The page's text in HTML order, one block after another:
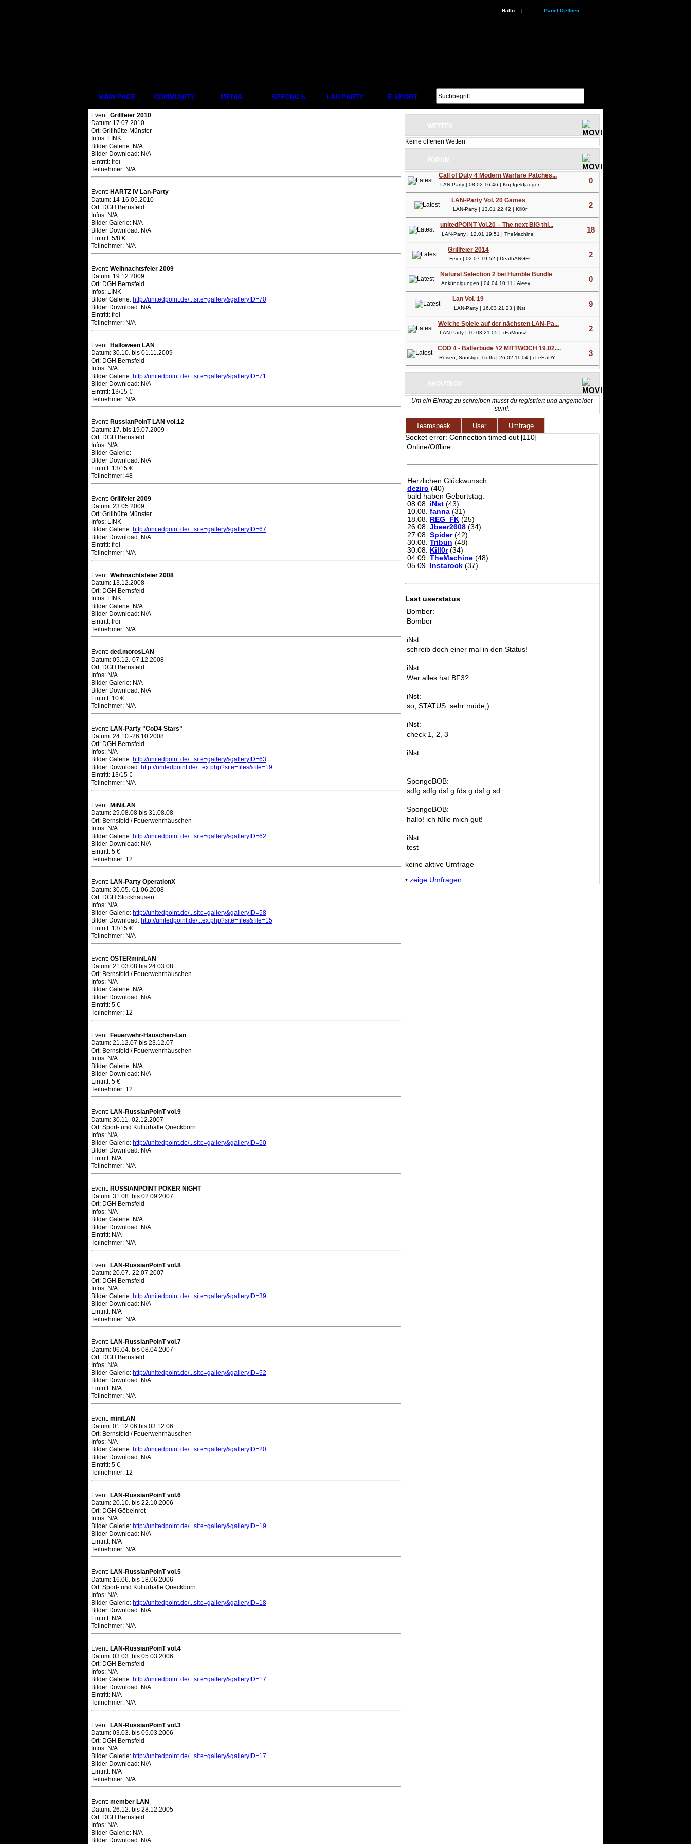
Hallo | Panel Oeffnen
MAIN PAGE COMMUNITY MEDIA SPECIALS LAN PARTY E SPORT
Event: Grillfeier 2010
Datum: 17.07.2010
Ort: Grillhütte Münster
Infos: LINK
Bilder Galerie: N/A
Bilder Download: N/A
Eintritt: frei
Teilnehmer: N/A
Event: HARTZ IV Lan-Party
Datum: 14-16.05.2010
Ort: DGH Bernsfeld
Infos: N/A
Bilder Galerie: N/A
Bilder Download: N/A
Eintritt: 5/8 €
Teilnehmer: N/A
Event: Weihnachtsfeier 2009
Datum: 19.12.2009
Ort: DGH Bernsfeld
Infos: LINK
Bilder Galerie: http://unitedpoint.de/...site=gallery&galleryID=70
Bilder Download: N/A
Eintritt: frei
Teilnehmer: N/A
Event: Halloween LAN
Datum: 30.10. bis 01.11.2009
Ort: DGH Bernsfeld
Infos: N/A
Bilder Galerie: http://unitedpoint.de/...site=gallery&galleryID=71
Bilder Download: N/A
Eintritt: 13/15 €
Teilnehmer: N/A
Event: RussianPoinT LAN vol.12
Datum: 17. bis 19.07.2009
Ort: DGH Bernsfeld
Infos: N/A
Bilder Galerie:
Bilder Download: N/A
Eintritt: 13/15 €
Teilnehmer: 48
Event: Grillfeier 2009
Datum: 23.05.2009
Ort: Grillhütte Münster
Infos: LINK
Bilder Galerie: http://unitedpoint.de/...site=gallery&galleryID=67
Bilder Download: N/A
Eintritt: frei
Teilnehmer: N/A
Event: Weihnachtsfeier 2008
Datum: 13.12.2008
Ort: DGH Bernsfeld
Infos: LINK
Bilder Galerie: N/A
Bilder Download: N/A
Eintritt: frei
Teilnehmer: N/A
Event: ded.morosLAN
Datum: 05.12.-07.12.2008
Ort: DGH Bernsfeld
Infos: N/A
Bilder Galerie: N/A
Bilder Download: N/A
Eintritt: 10 €
Teilnehmer: N/A
Event: LAN-Party "CoD4 Stars"
Datum: 24.10.-26.10.2008
Ort: DGH Bernsfeld
Infos: N/A
Bilder Galerie: http://unitedpoint.de/...site=gallery&galleryID=63
Bilder Download: http://unitedpoint.de/...ex.php?site=files&file=19
Eintritt: 13/15 €
Teilnehmer: N/A
Event: MiNiLAN
Datum: 29.08.08 bis 31.08.08
Ort: Bernsfeld / Feuerwehrhäuschen
Infos: N/A
Bilder Galerie: http://unitedpoint.de/...site=gallery&galleryID=62
Bilder Download: N/A
Eintritt: 5 €
Teilnehmer: 12
Event: LAN-Party OperationX
Datum: 30.05.-01.06.2008
Ort: DGH Stockhausen
Infos: N/A
Bilder Galerie: http://unitedpoint.de/...site=gallery&galleryID=58
Bilder Download: http://unitedpoint.de/...ex.php?site=files&file=15
Eintritt: 13/15 €
Teilnehmer: N/A
Event: OSTERminiLAN
Datum: 21.03.08 bis 24.03.08
Ort: Bernsfeld / Feuerwehrhäuschen
Infos: N/A
Bilder Galerie: N/A
Bilder Download: N/A
Eintritt: 5 €
Teilnehmer: 12
Event: Feuerwehr-Häuschen-Lan
Datum: 21.12.07 bis 23.12.07
Ort: Bernsfeld / Feuerwehrhäuschen
Infos: N/A
Bilder Galerie: N/A
Bilder Download: N/A
Eintritt: 5 €
Teilnehmer: 12
Event: LAN-RussianPoinT vol.9
Datum: 30.11.-02.12.2007
Ort: Sport- und Kulturhalle Queckborn
Infos: N/A
Bilder Galerie: http://unitedpoint.de/...site=gallery&galleryID=50
Bilder Download: N/A
Eintritt: N/A
Teilnehmer: N/A
Event: RUSSIANPOINT POKER NIGHT
Datum: 31.08. bis 02.09.2007
Ort: DGH Bernsfeld
Infos: N/A
Bilder Galerie: N/A
Bilder Download: N/A
Eintritt: N/A
Teilnehmer: N/A
Event: LAN-RussianPoinT vol.8
Datum: 20.07.-22.07.2007
Ort: DGH Bernsfeld
Infos: N/A
Bilder Galerie: http://unitedpoint.de/...site=gallery&galleryID=39
Bilder Download: N/A
Eintritt: N/A
Teilnehmer: N/A
Event: LAN-RussianPoinT vol.7
Datum: 06.04. bis 08.04.2007
Ort: DGH Bernsfeld
Infos: N/A
Bilder Galerie: http://unitedpoint.de/...site=gallery&galleryID=52
Bilder Download: N/A
Eintritt: N/A
Teilnehmer: N/A
Event: miniLAN
Datum: 01.12.06 bis 03.12.06
Ort: Bernsfeld / Feuerwehrhäuschen
Infos: N/A
Bilder Galerie: http://unitedpoint.de/...site=gallery&galleryID=20
Bilder Download: N/A
Eintritt: 5 €
Teilnehmer: 12
Event: LAN-RussianPoinT vol.6
Datum: 20.10. bis 22.10.2006
Ort: DGH Göbelnrot
Infos: N/A
Bilder Galerie: http://unitedpoint.de/...site=gallery&galleryID=19
Bilder Download: N/A
Eintritt: N/A
Teilnehmer: N/A
Event: LAN-RussianPoinT vol.5
Datum: 16.06. bis 18.06.2006
Ort: Sport- und Kulturhalle Queckborn
Infos: N/A
Bilder Galerie: http://unitedpoint.de/...site=gallery&galleryID=18
Bilder Download: N/A
Eintritt: N/A
Teilnehmer: N/A
Event: LAN-RussianPoinT vol.4
Datum: 03.03. bis 05.03.2006
Ort: DGH Bernsfeld
Infos: N/A
Bilder Galerie: http://unitedpoint.de/...site=gallery&galleryID=17
Bilder Download: N/A
Eintritt: N/A
Teilnehmer: N/A
Event: LAN-RussianPoinT vol.3
Datum: 03.03. bis 05.03.2006
Ort: DGH Bernsfeld
Infos: N/A
Bilder Galerie: http://unitedpoint.de/...site=gallery&galleryID=17
Bilder Download: N/A
Eintritt: N/A
Teilnehmer: N/A
Event: member LAN
Datum: 26.12. bis 28.12.2005
Ort: DGH Bernsfeld
Infos: N/A
Bilder Galerie: N/A
Bilder Download: N/A
WETTEN
Keine offenen Wetten
FORUM
Call of Duty 4 Modern Warfare Patches...
0
LAN-Party | 08.02 16:46 | Kopfgeldjaeger
LAN-Party Vol. 20 Games
2
LAN-Party | 13.01 22:42 | Kill0r
unitedPOINT Vol.20 – The next BIG thi...
18
LAN-Party | 12.01 19:51 | TheMachine
Grillfeier 2014
2
Feier | 02.07 19:52 | DeathANGEL
Natural Selection 2 bei Humble Bundle
0
Ankündigungen | 04.04 10:11 | Aleey
Lan Vol. 19
9
LAN-Party | 16.03 21:23 | iNst
Welche Spiele auf der nächsten LAN-Pa...
2
LAN-Party | 10.03 21:05 | xFaMousZ
COD 4 - Ballerbude #2 MITTWOCH 19.02....
3
Reisen, Sonstige Treffs | 26.02 11:04 | cLeEaDY
SHOUTBOX
Um ein Eintrag zu schreiben musst du registriert und angemeldet
sein!.
Teamspeak User Umfrage
Socket error: Connection timed out [110]
Online/Offline:
Herzlichen Glückwunsch
deziro (40)
bald haben Geburtstag:
08.08. iNst (43)
10.08. fanna (31)
18.08. REG_FK (25)
26.08. Jbeer2608 (34)
27.08. Spider(42)
30.08. Tribun (48)
30.08. Kill0r(34)
04.09. TheMachine (48)
05.09. Instarock (37)
Last userstatus
Bomber:
Bomber
iNst:
schreib doch einer mal in den Status!
iNst:
Wer alles hat BF3?
iNst:
so, STATUS: sehr müde;)
iNst:
check 1, 2, 3
iNst:
SpongeBOB:
sdfg sdfg dsf g fds g dsf g sd
SpongeBOB:
hallo! ich fülle mich gut!
iNst:
test
keine aktive Umfrage
• zeige Umfragen